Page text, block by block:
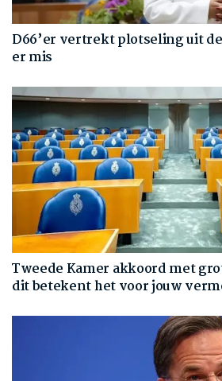
D66’er vertrekt plotseling uit
er mis
Tweede Kamer akkoord met
dit betekent het voor jouw